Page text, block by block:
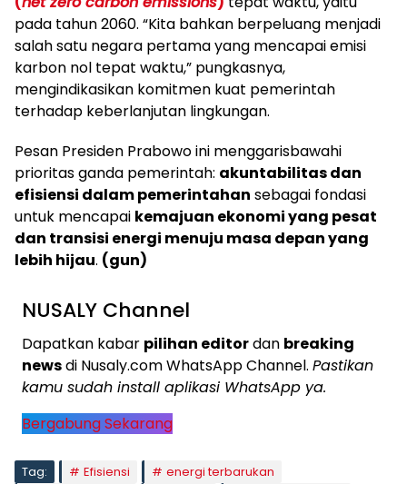
pada tahun 2060. “Kita bahkan berpeluang menjadi
salah satu negara pertama yang mencapai emisi
karbon nol tepat waktu,” pungkasnya,
mengindikasikan komitmen kuat pemerintah
terhadap keberlanjutan lingkungan.
Pesan Presiden Prabowo ini menggarisbawahi
prioritas ganda pemerintah: akuntabilitas dan
efisiensi dalam pemerintahan sebagai fondasi
untuk mencapai kemajuan ekonomi yang pesat
dan transisi energi menuju masa depan yang
lebih hijau. (gun)
NUSALY Channel
Dapatkan kabar pilihan editordan breaking
newsdi Nusaly.com WhatsApp Channel. Pastikan
kamu sudah install aplikasi WhatsApp ya.
Bergabung Sekarang
Tag: Efisiensi
energi terbarukan